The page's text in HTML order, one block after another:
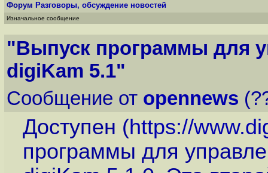
Форум Разговоры, обсуждение новостей
Изначальное сообщение
"Выпуск программы для
digiKam 5.1"
Сообщение от opennews
Доступен (https://
программы для